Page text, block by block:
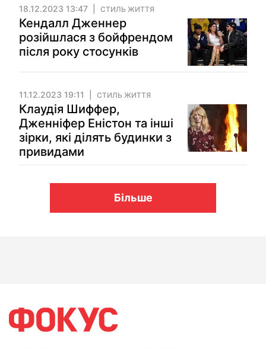
18.12.2023 13:47 СТИЛЬ ЖИТТЯ
Кендалл Дженнер
розійшлася з бойфрендом
після року стосунків
11.12.2023 19:11 СТИЛЬ ЖИТТЯ
Клаудія Шиффер,
Дженніфер Еністон та інші
зірки, які ділять будинки з
привидами
Більше